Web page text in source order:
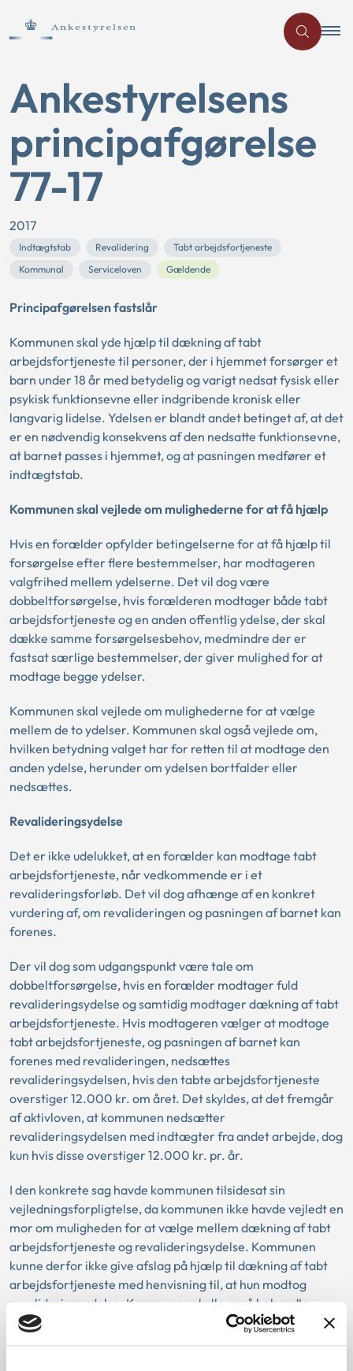
Ankestyrelsens
principafgørelse
77-17
2017
Indtægtstab Revalidering
Tabt arbejdsfortjeneste
Kommunal
Serviceloven Gældende
Principafgørelsen fastslår
Kommunen skal yde hjælp til dækning af tabt
arbejdsfortjeneste til personer, der i hjemmet forsørger et
barn under 18 år med betydelig og varigt nedsat fysisk eller
psykisk funktionsevne eller indgribende kronisk eller
langvarig lidelse. Ydelsen er blandt andet betinget af, at det
er en nødvendig konsekvens af den nedsatte funktionsevne,
at barnet passes i hjemmet, og at pasningen medfører et
indtægtstab.
Kommunen skal vejlede om mulighederne for at få hjælp
Hvis en forælder opfylder betingelserne for at få hjælp til
forsørgelse efter flere bestemmelser, har modtageren
valgfrihed mellem ydelserne. Det vil dog være
dobbeltforsørgelse, hvis forælderen modtager både tabt
arbejdsfortjeneste og en anden offentlig ydelse, der skal
dække samme forsørgelsesbehov, medmindre der er
fastsat særlige bestemmelser, der giver mulighed for at
modtage begge ydelser.
Kommunen skal vejlede om mulighederne for at vælge
mellem de to ydelser. Kommunen skal også vejlede om,
hvilken betydning valget har for retten til at modtage den
anden ydelse, herunder om ydelsen bortfalder eller
nedsættes.
Revalideringsydelse
Det er ikke udelukket, at en forælder kan modtage tabt
arbejdsfortjeneste, når vedkommende er i et
revalideringsforløb. Det vil dog afhænge af en konkret
vurdering af, om revalideringen og pasningen af barnet kan
forenes.
Der vil dog som udgangspunkt være tale om
dobbeltforsørgelse, hvis en forælder modtager fuld
revalideringsydelse og samtidig modtager dækning af tabt
arbejdsfortjeneste. Hvis modtageren vælger at modtage
tabt arbejdsfortjeneste, og pasningen af barnet kan
forenes med revalideringen, nedsættes
revalideringsydelsen, hvis den tabte arbejdsfortjeneste
overstiger 12.000 kr. om året. Det skyldes, at det fremgår
af aktivloven, at kommunen nedsætter
revalideringsydelsen med indtægter fra andet arbejde, dog
kun hvis disse overstiger 12.000 kr. pr. år.
I den konkrete sag havde kommunen tilsidesat sin
vejledningsforpligtelse, da kommunen ikke havde vejledt en
mor om muligheden for at vælge mellem dækning af tabt
arbejdsfortjeneste og revalideringsydelse. Kommunen
kunne derfor ikke give afslag på hjælp til dækning af tabt
arbejdsfortjeneste med henvisning til, at hun modtog
revalideringsydelse. Kommunen skulle også behandle
sagen igen, da der ikke var tilstrækkelige oplysninger om
barnets pasningsbehov.